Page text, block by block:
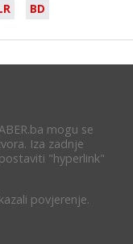
BD
mogu se
Iza zadnje
"hyperlink"
povjerenje.